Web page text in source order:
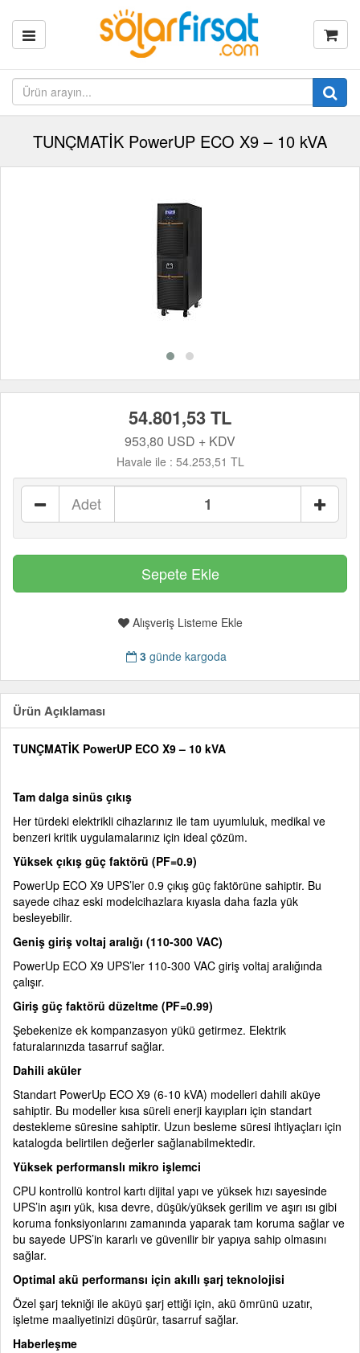
TUNÇMATİK PowerUP ECO X9 – 10 kVA
54.801,53 TL
953,80 USD + KDV
Havale ile : 54.253,51 TL
Adet
Alışveriş Listeme Ekle
3günde kargoda
Ürün Açıklaması
TUNÇMATİK PowerUP ECO X9 – 10 kVA
Tam dalga sinüs çıkış
Her türdeki elektrikli cihazlarınız ile tam uyumluluk, medikal ve
benzeri kritik uygulamalarınız için ideal çözüm.
Yüksek çıkış güç faktörü (PF=0.9)
PowerUp ECO X9 UPS’ler 0.9 çıkış güç faktörüne sahiptir. Bu
sayede cihaz eski modelcihazlara kıyasla daha fazla yük
besleyebilir.
Geniş giriş voltaj aralığı (110-300 VAC)
PowerUp ECO X9 UPS’ler 110-300 VAC giriş voltaj aralığında
çalışır.
Giriş güç faktörü düzeltme (PF=0.99)
Şebekenize ek kompanzasyon yükü getirmez. Elektrik
faturalarınızda tasarruf sağlar.
Dahili aküler
Standart PowerUp ECO X9 (6-10 kVA) modelleri dahili aküye
sahiptir. Bu modeller kısa süreli enerji kayıpları için standart
destekleme süresine sahiptir. Uzun besleme süresi ihtiyaçları için
katalogda belirtilen değerler sağlanabilmektedir.
Yüksek performanslı mikro işlemci
CPU kontrollü kontrol kartı dijital yapı ve yüksek hızı sayesinde
UPS’in aşırı yük, kısa devre, düşük/yüksek gerilim ve aşırı ısı gibi
koruma fonksiyonlarını zamanında yaparak tam koruma sağlar ve
bu sayede UPS’in kararlı ve güvenilir bir yapıya sahip olmasını
sağlar.
Optimal akü performansı için akıllı şarj teknolojisi
Özel şarj tekniği ile aküyü şarj ettiği için, akü ömrünü uzatır,
işletme maaliyetinizi düşürür, tasarruf sağlar.
Haberleşme